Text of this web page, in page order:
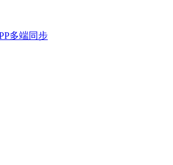
多端同步